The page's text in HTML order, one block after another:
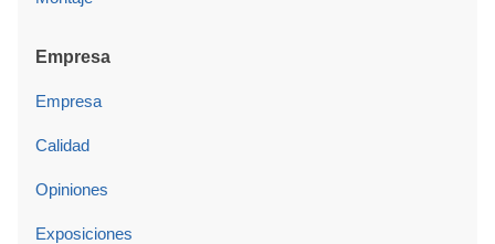
Empresa
Empresa
Calidad
Opiniones
Exposiciones